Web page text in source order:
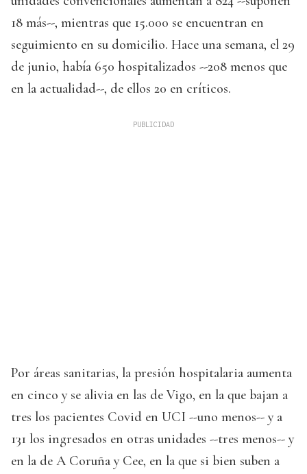
18 más--, mientras que 15.000 se encuentran en
seguimiento en su domicilio. Hace una semana, el 29
de junio, había 650 hospitalizados --208 menos que
en la actualidad--, de ellos 20 en críticos.
Por áreas sanitarias, la presión hospitalaria aumenta
en cinco y se alivia en las de Vigo, en la que bajan a
tres los pacientes Covid en UCI --uno menos-- y a
131 los ingresados en otras unidades --tres menos-- y
en la de A Coruña y Cee, en la que si bien suben a